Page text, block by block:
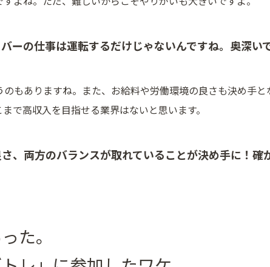
ーの仕事は運転するだけじゃないんですね。奥深い
もありますね。また、お給料や労働環境の良さも決め手
で高収入を目指せる業界はないと思います。
、両方のバランスが取れていることが決め手に！確
た。